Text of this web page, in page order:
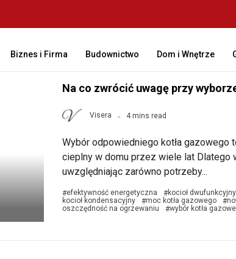
Biznes i Firma Budownictwo Dom i Wnętrze
Na co zwrócić uwagę przy
Visera 4 mins read
Wybór odpowiedniego kotła gazowego
cieplny w domu przez wiele lat Dlatego
uwzględniając zarówno potrzeby...
#efektywność energetyczna #kocioł dwufunkcyjny
kocioł kondensacyjny
#moc kotła gazowego #
oszczędność na ogrzewaniu
#wybór kotła